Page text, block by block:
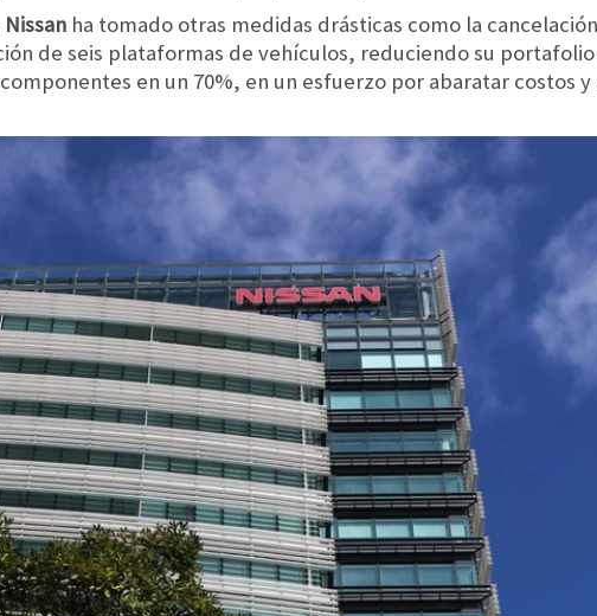
Nissan ha tomado otras medidas drásticas como la
de seis plataformas de vehículos, reduciendo su portafolio
en un 70%, en un esfuerzo por abaratar costos y